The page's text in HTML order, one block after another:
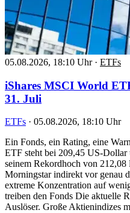
05.08.2026, 18:10 Uhr · ETFs
iShares MSCI World
31. Juli
ETFs · 05.08.2026, 18:10 Uhr
Ein Fonds, ein Rating, eine
ETF steht bei 209,45 US-
seinem Rekordhoch von
Morningstar indirekt vor genau
extreme Konzentration auf
treiben den Fonds Die aktuelle
Auslöser. Große Aktienindizes